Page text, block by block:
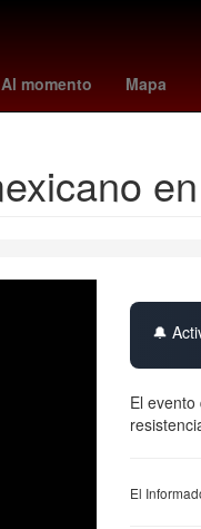
Al momento Mapa
Gobierno Argentina
🔔
El
El